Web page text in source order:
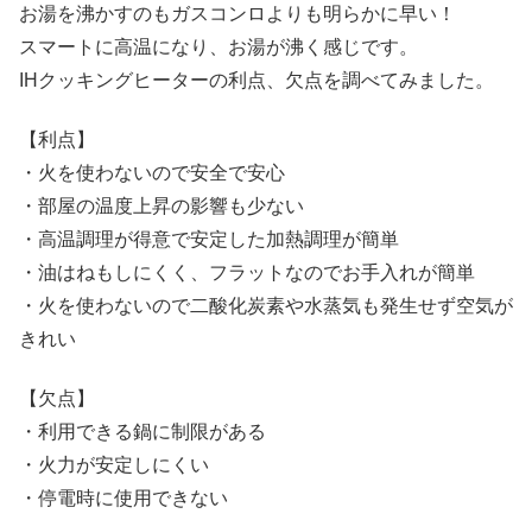
お湯を沸かすのもガスコンロよりも明らかに早い！
スマートに高温になり、お湯が沸く感じです。
IHクッキングヒーターの利点、欠点を調べてみました。
【利点】
・火を使わないので安全で安心
・部屋の温度上昇の影響も少ない
・高温調理が得意で安定した加熱調理が簡単
・油はねもしにくく、フラットなのでお手入れが簡単
・火を使わないので二酸化炭素や水蒸気も発生せず空気が
きれい
【欠点】
・利用できる鍋に制限がある
・火力が安定しにくい
・停電時に使用できない